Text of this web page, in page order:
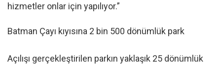
hizmetler onlar için yapılıyor.”
Batman Çayı kıyısına 2 bin 500 dönümlük park
Açılışı gerçekleştirilen parkın yaklaşık 25 dönümlük